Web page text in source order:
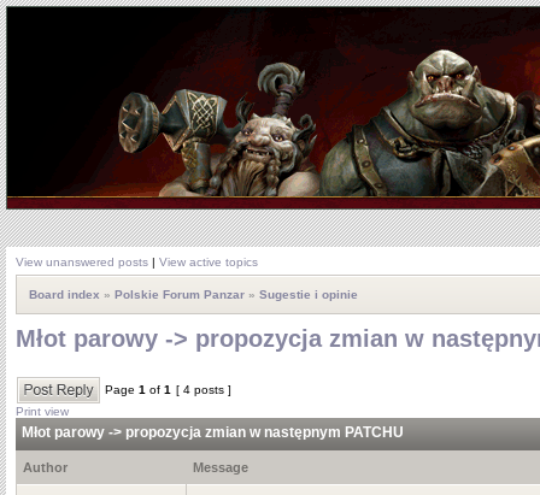
View unanswered posts | View active topics
Board index » Polskie Forum Panzar » Sugestie i opinie
Młot parowy -> propozycja zmian w
Page 1 of 1 [ 4 posts ]
Print view
Młot parowy -> propozycja zmian w następnym PATCHU
Author Message